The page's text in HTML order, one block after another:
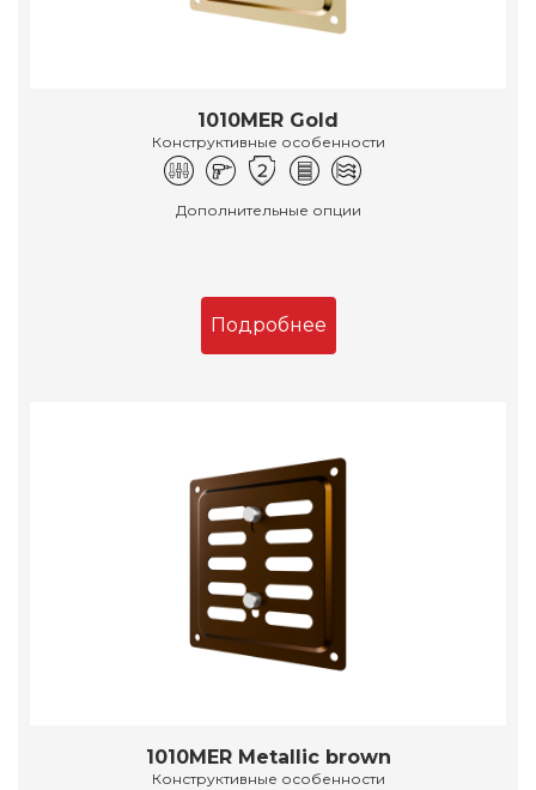
1010MER Gold
Конструктивные особенности
Дополнительные опции
Подробнее
1010MER Metallic brown
Конструктивные особенности